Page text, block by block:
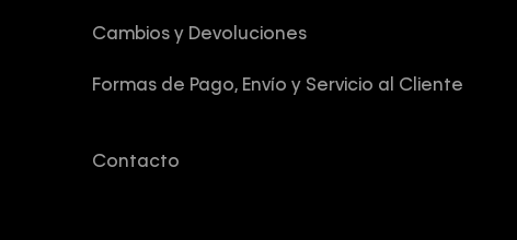
Cambios y Devoluciones
Formas de Pago, Envío y Servicio al Cliente
Contacto